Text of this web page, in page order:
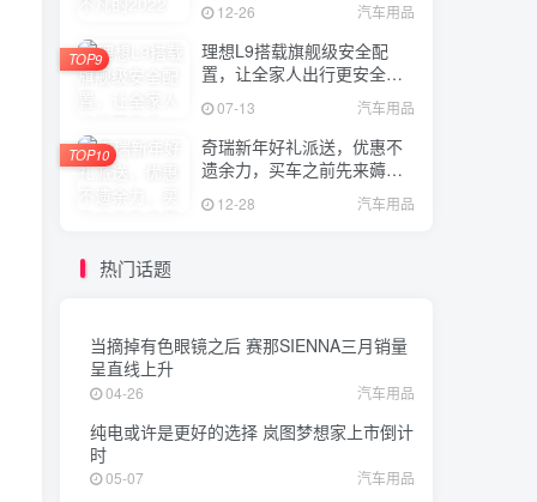
12-26 汽车用品
理想L9搭载旗舰级安全配
置，让全家人出行更安全、
更便捷
07-13 汽车用品
TOP9
奇瑞新年好礼派送，优惠不
遗余力，买车之前先来薅一
波羊毛吧！
12-28 汽车用品
TOP10
热门话题
当摘掉有色眼镜之后 赛那SIENNA三月销量
呈直线上升
04-26 汽车用品
纯电或许是更好的选择 岚图梦想家上市倒计
时
05-07 汽车用品